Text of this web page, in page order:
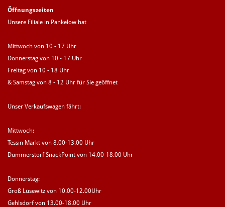
Öffnungszeiten
Unsere Filiale in Pankelow hat
Mittwoch von 10 - 17 Uhr
Donnerstag von 10 - 17 Uhr
Freitag von 10 - 18 Uhr
& Samstag von 8 - 12 Uhr für Sie geöffnet
Unser Verkaufswagen fährt:
Mittwoch:
Tessin Markt von 8.00-13.00 Uhr
Dummerstorf SnackPoint von 14.00-18.00 Uhr
Donnerstag:
Groß Lüsewitz von 10.00-12.00Uhr
Gehlsdorf von 13.00-18.00 Uhr